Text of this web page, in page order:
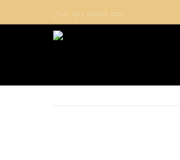
Gde lepo postaje lepse